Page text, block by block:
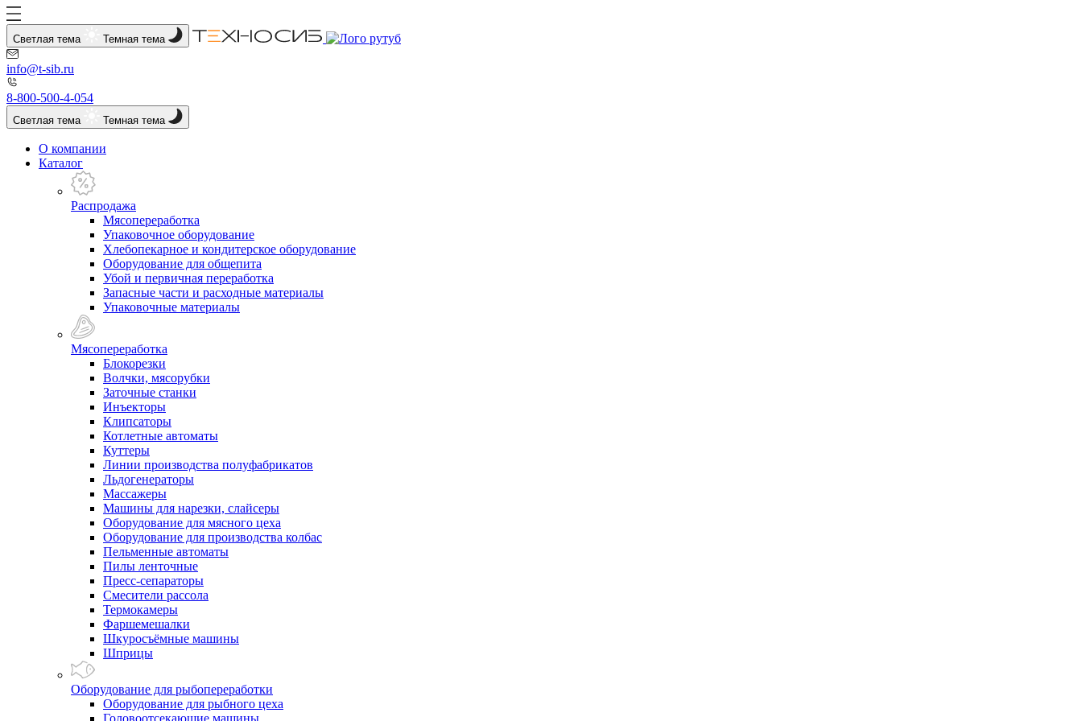
Светлая тема Темная тема
info@t-sib.ru
8-800-500-4-054
Светлая тема Темная тема
О компании
Каталог
Распродажа
Мясопереработка
Упаковочное оборудование
Хлебопекарное и кондитерское оборудование
Оборудование для общепита
Убой и первичная переработка
Запасные части и расходные материалы
Упаковочные материалы
Мясопереработка
Блокорезки
Волчки, мясорубки
Заточные станки
Инъекторы
Клипсаторы
Котлетные автоматы
Куттеры
Линии производства полуфабрикатов
Льдогенераторы
Массажеры
Машины для нарезки, слайсеры
Оборудование для мясного цеха
Оборудование для производства колбас
Пельменные автоматы
Пилы ленточные
Пресс-сепараторы
Смесители рассола
Термокамеры
Фаршемешалки
Шкуросъёмные машины
Шприцы
Оборудование для рыбопереработки
Оборудование для рыбного цеха
Головоотсекающие машины